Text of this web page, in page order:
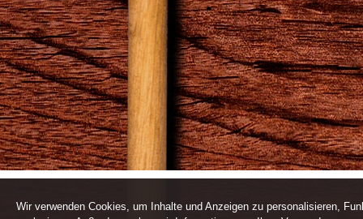
Wir verwenden Cookies, um Inhalte und Anzeigen zu personalisieren,